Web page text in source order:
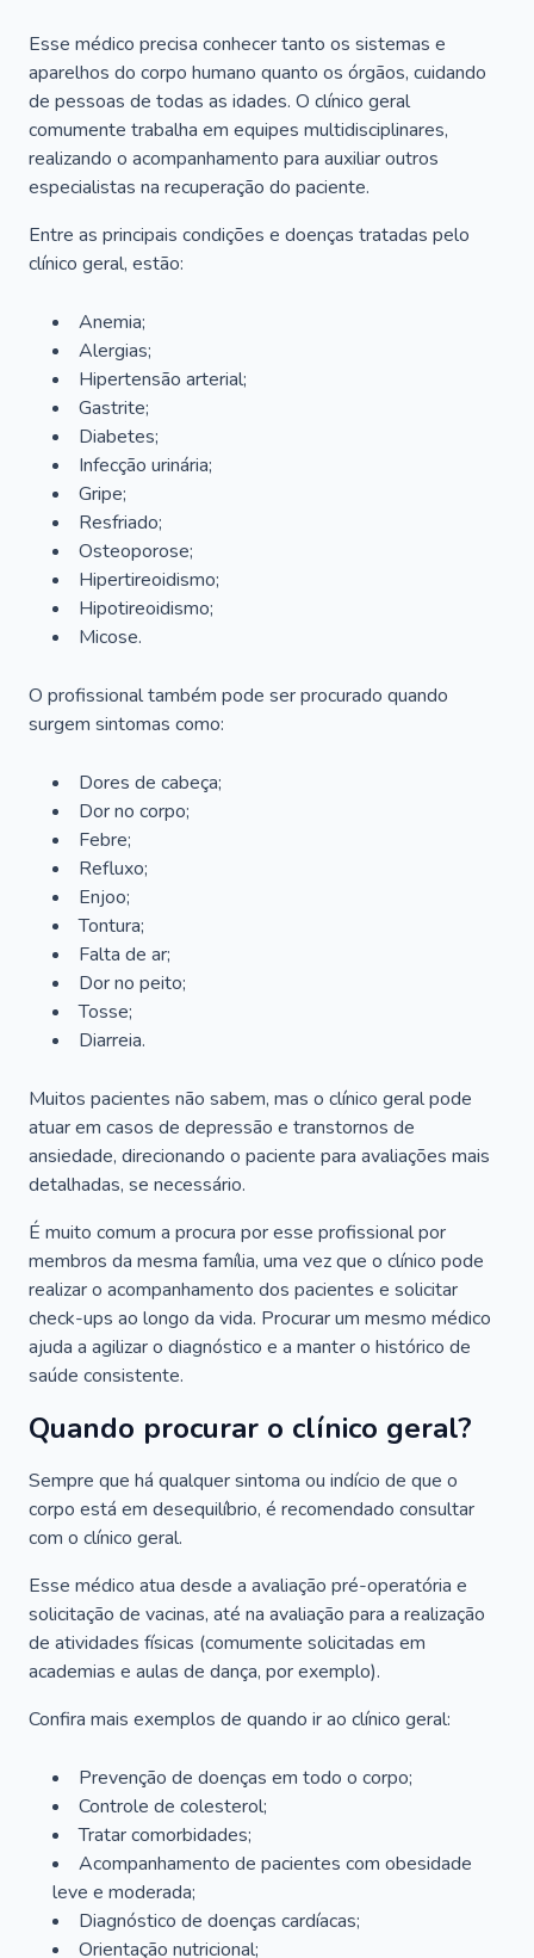
Esse médico precisa conhecer tanto os sistemas e
aparelhos do corpo humano quanto os órgãos, cuidando
de pessoas de todas as idades. O clínico geral
comumente trabalha em equipes multidisciplinares,
realizando o acompanhamento para auxiliar outros
especialistas na recuperação do paciente.
Entre as principais condições e doenças tratadas pelo
clínico geral, estão:
Anemia;
Alergias;
Hipertensão arterial;
Gastrite;
Diabetes;
Infecção urinária;
Gripe;
Resfriado;
Osteoporose;
Hipertireoidismo;
Hipotireoidismo;
Micose.
O profissional também pode ser procurado quando
surgem sintomas como:
Dores de cabeça;
Dor no corpo;
Febre;
Refluxo;
Enjoo;
Tontura;
Falta de ar;
Dor no peito;
Tosse;
Diarreia.
Muitos pacientes não sabem, mas o clínico geral pode
atuar em casos de depressão e transtornos de
ansiedade, direcionando o paciente para avaliações mais
detalhadas, se necessário.
É muito comum a procura por esse profissional por
membros da mesma família, uma vez que o clínico pode
realizar o acompanhamento dos pacientes e solicitar
check-ups ao longo da vida. Procurar um mesmo médico
ajuda a agilizar o diagnóstico e a manter o histórico de
saúde consistente.
Quando procurar o clínico geral?
Sempre que há qualquer sintoma ou indício de que o
corpo está em desequilíbrio, é recomendado consultar
com o clínico geral.
Esse médico atua desde a avaliação pré-operatória e
solicitação de vacinas, até na avaliação para a realização
de atividades físicas (comumente solicitadas em
academias e aulas de dança, por exemplo).
Confira mais exemplos de quando ir ao clínico geral:
Prevenção de doenças em todo o corpo;
Controle de colesterol;
Tratar comorbidades;
Acompanhamento de pacientes com obesidade
leve e moderada;
Diagnóstico de doenças cardíacas;
Orientação nutricional;